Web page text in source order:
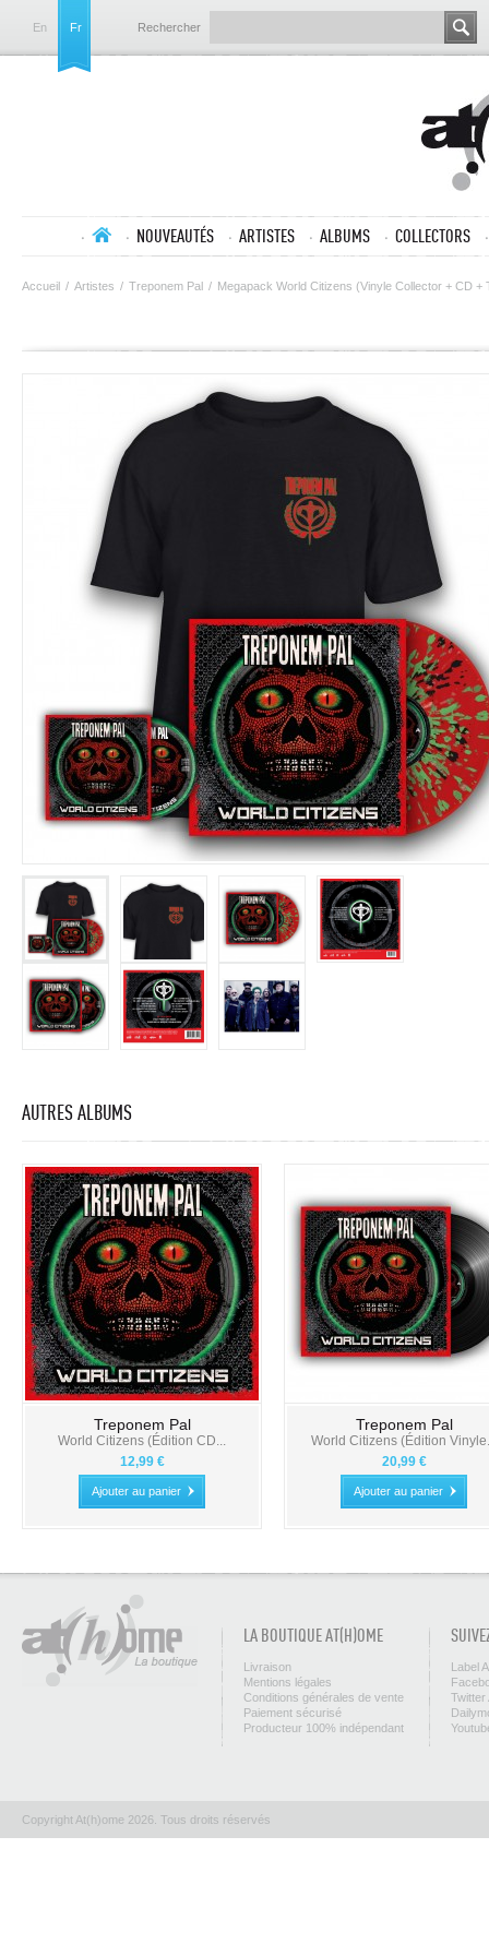
En Fr Rechercher
NOUVEAUTÉS ARTISTES ALBUMS COLLECTORS
Accueil / Artistes / Treponem Pal / Megapack World Citizens (Vinyle Collector + CD +
AUTRES ALBUMS
Treponem Pal
World Citizens (Édition CD...
12,99 €
Ajouter au panier
Treponem Pal
World Citizens (Édition
20,99 €
Ajouter au panier
LA BOUTIQUE AT(H)OME
Livraison
Mentions légales
Conditions générales de vente
Paiement sécurisé
Producteur 100% indépendant
Label
Twitter
Copyright At(h)ome 2026. Tous droits réservés